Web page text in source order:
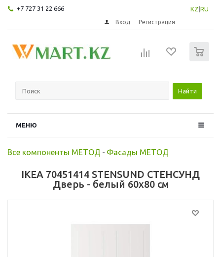
+7 727 31 22 666 KZ RU
Вход Регистрация
Найти
МЕНЮ
Все компоненты МЕТОД - Фасады МЕТОД
IKEA 70451414 STENSUND СТЕНСУНД
Дверь - белый 60x80 см